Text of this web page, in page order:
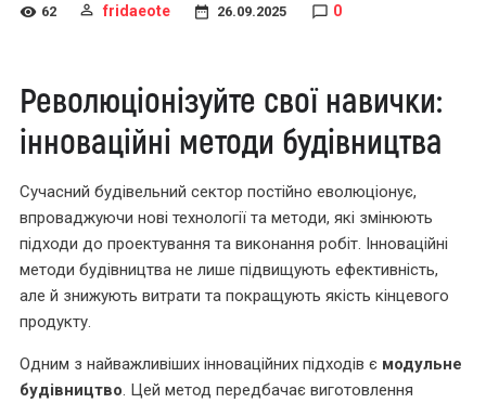
62 fridaeote 26.09.2025 0
Революціонізуйте свої навички:
інноваційні методи будівництва
Сучасний будівельний сектор постійно еволюціонує,
впроваджуючи нові технології та методи, які змінюють
підходи до проектування та виконання робіт. Інноваційні
методи будівництва не лише підвищують ефективність,
але й знижують витрати та покращують якість кінцевого
продукту.
Одним з найважливіших інноваційних підходів є модульне
будівництво. Цей метод передбачає виготовлення